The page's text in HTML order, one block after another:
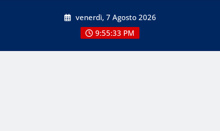
venerdì, 7 Agosto 2026
9:55:33 PM